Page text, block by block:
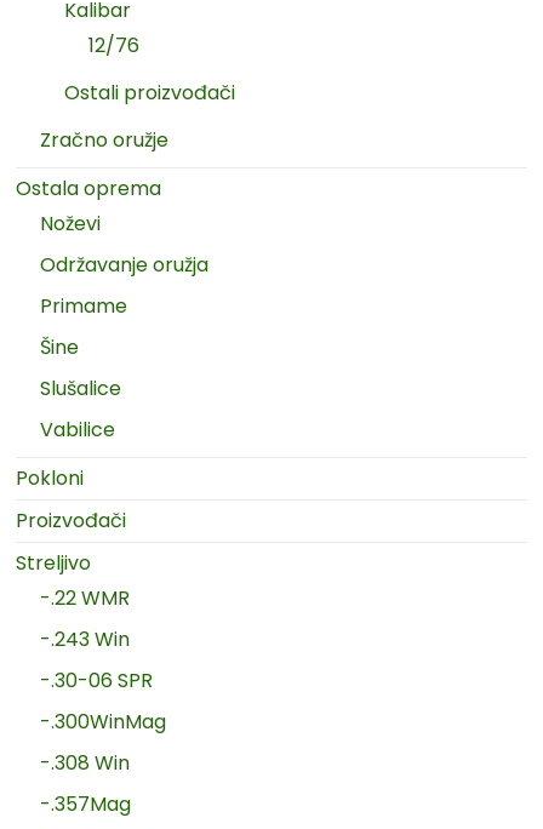
Kalibar
12/76
Ostali proizvođači
Zračno oružje
Ostala oprema
Noževi
Održavanje oružja
Primame
Šine
Slušalice
Vabilice
Pokloni
Proizvođači
Streljivo
-.22 WMR
-.243 Win
-.30-06 SPR
-.300WinMag
-.308 Win
-.357Mag